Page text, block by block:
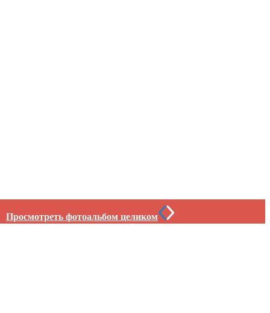
Просмотреть фотоальбом целиком